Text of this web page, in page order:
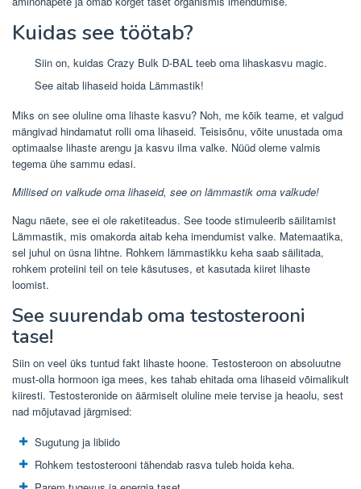
Kuidas see töötab?
Siin on, kuidas Crazy Bulk D-BAL teeb oma lihaskasvu magic.
See aitab lihaseid hoida Lämmastik!
Miks on see oluline oma lihaste kasvu? Noh, me kõik teame, et valgud
mängivad hindamatut rolli oma lihaseid. Teisisõnu, võite unustada oma
optimaalse lihaste arengu ja kasvu ilma valke. Nüüd oleme valmis
tegema ühe sammu edasi.
Millised on valkude oma lihaseid, see on lämmastik oma valkude!
Nagu näete, see ei ole raketiteadus. See toode stimuleerib säilitamist
Lämmastik, mis omakorda aitab keha imendumist valke. Matemaatika,
sel juhul on üsna lihtne. Rohkem lämmastikku keha saab säilitada,
rohkem proteiini teil on teie käsutuses, et kasutada kiiret lihaste
loomist.
See suurendab oma testosterooni
tase!
Siin on veel üks tuntud fakt lihaste hoone. Testosteroon on absoluutne
must-olla hormoon iga mees, kes tahab ehitada oma lihaseid võimalikult
kiiresti. Testosteronide on äärmiselt oluline meie tervise ja heaolu, sest
nad mõjutavad järgmised:
Sugutung ja libiido
Rohkem testosterooni tähendab rasva tuleb hoida keha.